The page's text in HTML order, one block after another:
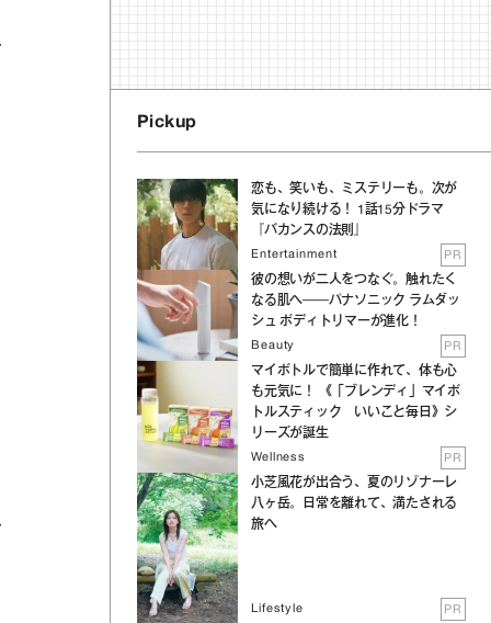
Pickup
恋も、笑いも、ミステリーも。次が
気になり続ける！ 1話15分ドラマ
『バカンスの法則』
Entertainment PR
彼の想いが二人をつなぐ。触れたく
なる肌へ──パナソニック ラムダッ
シュ ボディトリマーが進化！
Beauty PR
マイボトルで簡単に作れて、体も心
も元気に！ 《「ブレンディ」マイボ
トルスティック いいこと毎日》シ
リーズが誕生
Wellness PR
小芝風花が出合う、夏のリゾナーレ
八ヶ岳。日常を離れて、満たされる
旅へ
Lifestyle PR